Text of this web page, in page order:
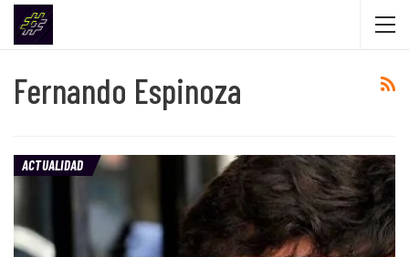
Fernando Espinoza
ACTUALIDAD